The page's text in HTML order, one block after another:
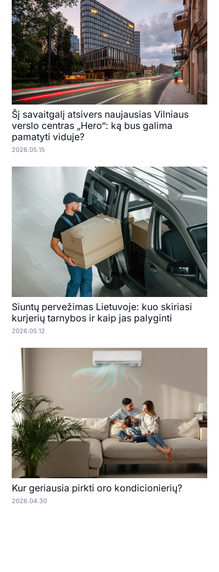
Šį savaitgalį atsivers naujausias Vilniaus
verslo centras „Hero“: ką bus galima
pamatyti viduje?
2026.05.15
Siuntų pervežimas Lietuvoje: kuo skiriasi
kurjerių tarnybos ir kaip jas palyginti
2026.05.12
Kur geriausia pirkti oro kondicionierių?
2026.04.30